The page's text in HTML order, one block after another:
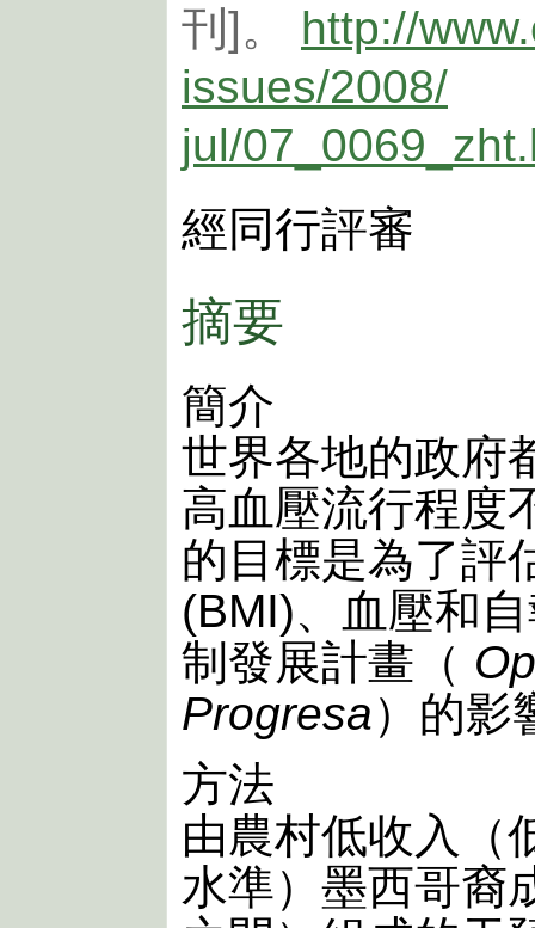
刊]。 http://
issues/2008/
jul/
經同行評審
摘要
簡介
世界各地的政府
高血壓流行程度
的目標是為了評
(BMI)、血壓和
制發展計畫（
Progresa）的影
方法
由農村低收入（
水準）墨西哥裔